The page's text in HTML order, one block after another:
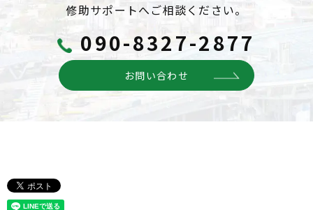
修助サポートへご相談ください。
090-8327-2877
お問い合わせ